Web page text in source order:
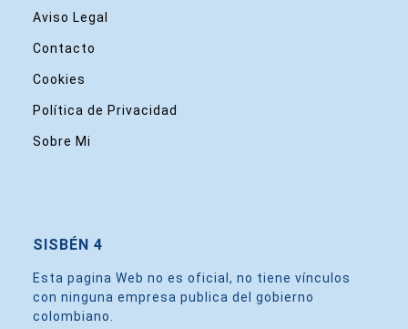
Aviso Legal
Contacto
Cookies
Política de Privacidad
Sobre Mi
SISBÉN 4
Esta pagina Web no es oficial, no tiene vínculos
con ninguna empresa publica del gobierno
colombiano.